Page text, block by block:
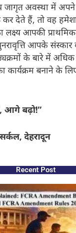
अवस्था में
कर देते हैं, तो वह
आपकी
आपके संस्कार
के बारे में
कार्यक्रम बनाने के
आगे बढ़ो!”
देहरादून
Recent Post​